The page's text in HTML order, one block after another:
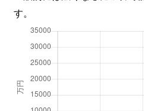
す。